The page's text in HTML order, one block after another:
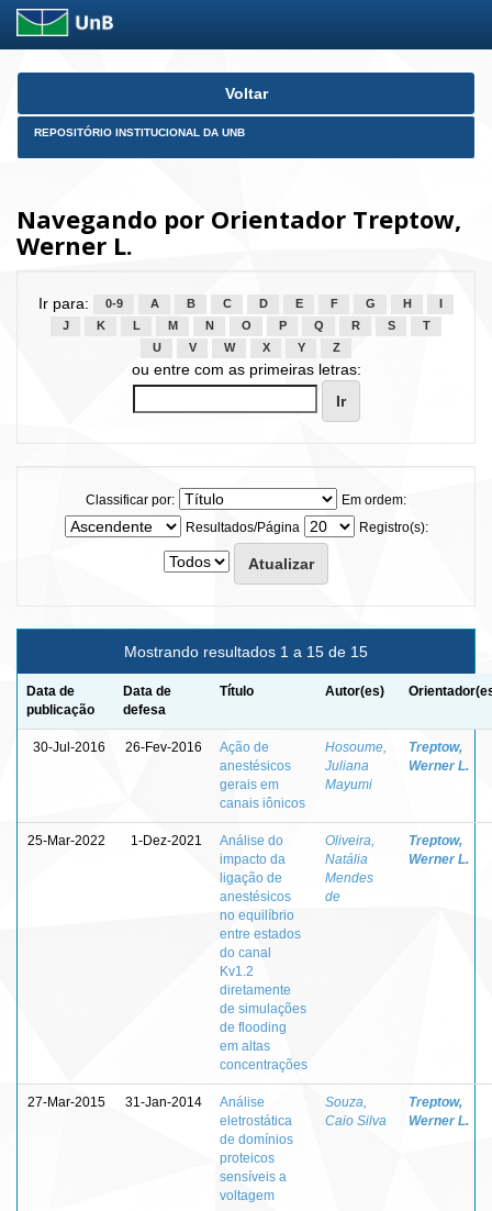
Skip
Voltar
REPOSITÓRIO INSTITUCIONAL DA UNB
Navegando por Orientador Treptow,
Werner L.
Ir para: 0-9 A B C D E F G H
J
K L M N O P Q R S
T
U
V W X Y Z
ou entre com as primeiras letras:
Classificar por:
Em ordem:
Resultados/Página
Registro(s):
Mostrando resultados 1 a 15 de 15
Data de
publicação
Data de
defesa
Título Autor(es)
30-Jul-2016 26-Fev-2016
Ação de
anestésicos
gerais em
canais iônicos
Hosoume,
Juliana
Mayumi
Treptow,
Werner L.
25-Mar-2022 1-Dez-2021
Análise do
impacto da
ligação de
anestésicos
no equilíbrio
entre estados
do canal
Kv1.2
diretamente
de simulações
de flooding
em altas
concentrações
Oliveira,
Natália
Mendes
de
Treptow,
Werner L.
27-Mar-2015 31-Jan-2014
Análise
eletrostática
de domínios
proteicos
sensíveis a
voltagem
Souza,
Caio Silva
Treptow,
Werner L.